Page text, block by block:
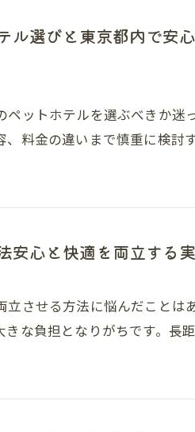
ル選びと東京都内で安
ットホテルを選ぶべきか迷
料金の違いまで慎重に検討
安心と快適を両立する
させる方法に悩んだことは
な負担となりがちです。長